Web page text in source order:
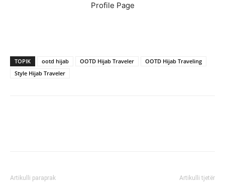
Profile Page
TOPIK ootd hijab OOTD Hijab Traveler
OOTD Hijab Traveling
Style Hijab Traveler
Artikulli paraprak Artikulli tjetër